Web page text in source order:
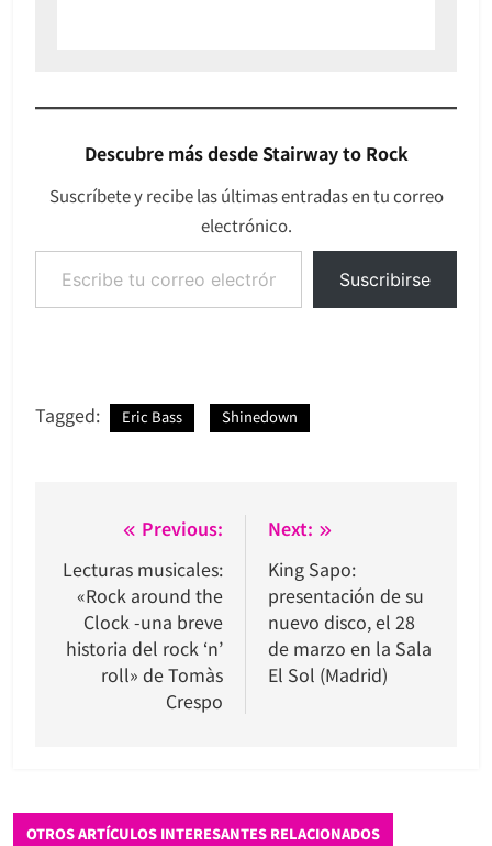
Descubre más desde Stairway to Rock
Suscríbete y recibe las últimas entradas en tu correo
electrónico.
Escribe tu correo electrónico…
Suscribirse
Tagged: Eric Bass Shinedown
Navegación
de
entradas
Previous:
Lecturas musicales:
«Rock around the
Clock -una breve
historia del rock ‘n’
roll» de Tomàs
Crespo
Next:
King Sapo:
presentación de su
nuevo disco, el 28
de marzo en la Sala
El Sol (Madrid)
OTROS ARTÍCULOS INTERESANTES RELACIONADOS